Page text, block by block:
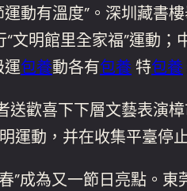
有溫度”。深圳藏書樓
“文明館里全家福”運動；
運包養動各有包養 特包養
歡喜下下層文藝表演
運動，并在收集平臺停
成為又一節日亮點。